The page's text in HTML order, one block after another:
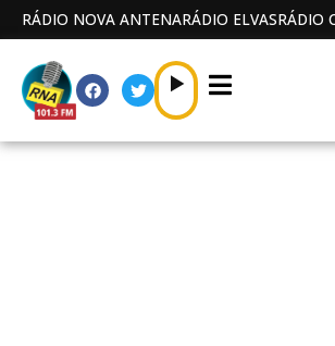
RÁDIO NOVA ANTENARÁDIO ELVASRÁDIO